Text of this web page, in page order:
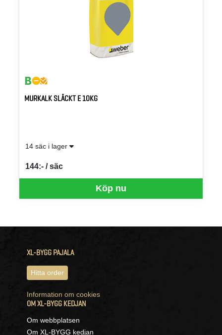
MURKALK SLÄCKT E 10KG
14 säc i lager
Köp nu
144:- / säc
SEK per SÄC
XL-BYGG PAJALA
Hitta order
Information om cookies
OM XL-BYGG KEDJAN
Om webbplatsen
Om XL-BYGG kedjan